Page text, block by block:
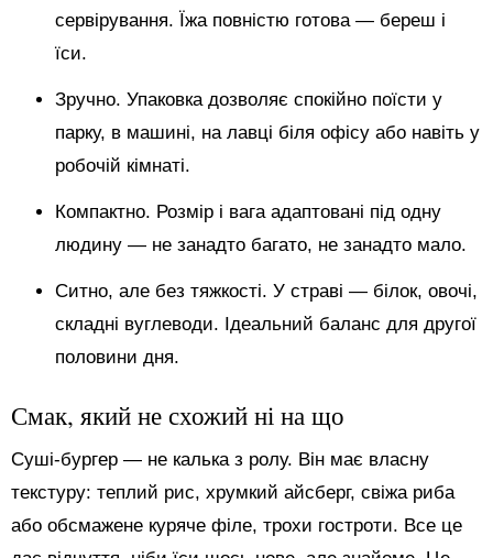
сервірування. Їжа повністю готова — береш і
їси.
Зручно. Упаковка дозволяє спокійно поїсти у
парку, в машині, на лавці біля офісу або навіть у
робочій кімнаті.
Компактно. Розмір і вага адаптовані під одну
людину — не занадто багато, не занадто мало.
Ситно, але без тяжкості. У страві — білок, овочі,
складні вуглеводи. Ідеальний баланс для другої
половини дня.
Смак, який не схожий ні на що
Суші-бургер — не калька з ролу. Він має власну
текстуру: теплий рис, хрумкий айсберг, свіжа риба
або обсмажене куряче філе, трохи гостроти. Все це